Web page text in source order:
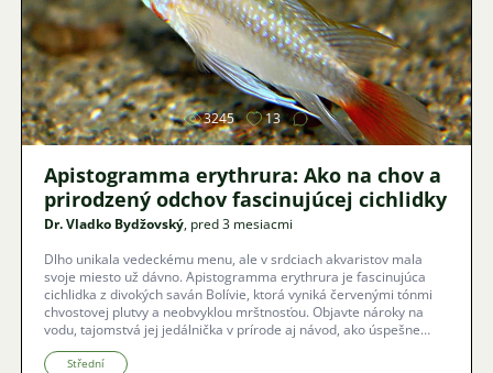
Obrázok
3245 13
Apistogramma erythrura: Ako na chov a
prirodzený odchov fascinujúcej cichlidky
Dr. Vladko Bydžovský, pred 3 mesiacmi
Dlho unikala vedeckému menu, ale v srdciach akvaristov mala
svoje miesto už dávno. Apistogramma erythrura je fascinujúca
cichlidka z divokých saván Bolívie, ktorá vyniká červenými tónmi
chvostovej plutvy a neobvyklou mrštnosťou. Objavte nároky na
vodu, tajomstvá jej jedálnička v prírode aj návod, ako úspešne
odchovať zdravú generáciu v domácich podmienkach.
Střední